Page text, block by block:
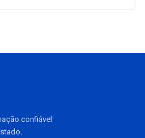
confiável